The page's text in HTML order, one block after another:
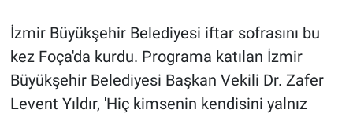
İzmir Büyükşehir Belediyesi iftar sofrasını bu
kez Foça'da kurdu. Programa katılan İzmir
Büyükşehir Belediyesi Başkan Vekili Dr. Zafer
Levent Yıldır, 'Hiç kimsenin kendisini yalnız